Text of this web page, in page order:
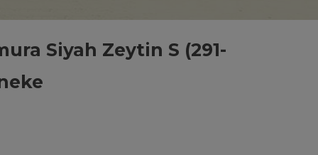
Siyah Zeytin S (291-